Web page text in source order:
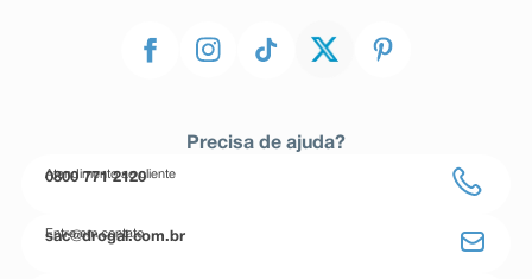
Precisa de ajuda?
Atendimento ao cliente
0800 771 2120
Entre em contato
sac@drogal.com.br